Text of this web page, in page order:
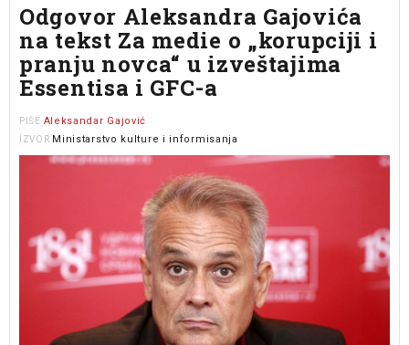
Odgovor Aleksandra Gajovića
na tekst Za medie o „korupciji i
pranju novca“ u izveštajima
Essentisa i GFC-a
PIŠE Aleksandar Gajović
IZVOR Ministarstvo kulture i informisanja